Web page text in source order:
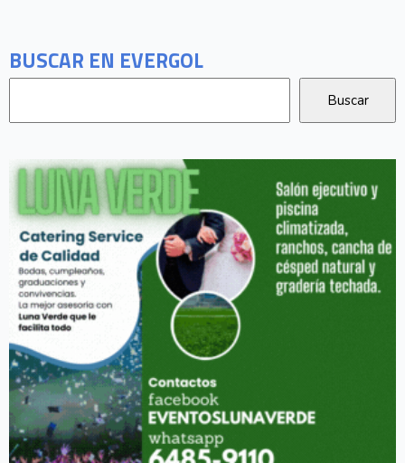
BUSCAR EN EVERGOL